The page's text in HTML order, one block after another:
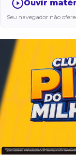
Ouvir
Seu navegador não